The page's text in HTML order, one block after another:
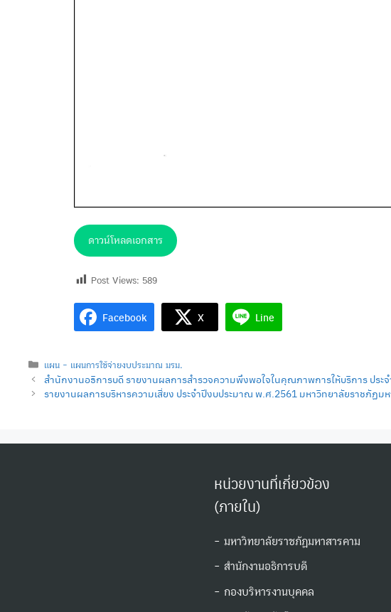
ดาวน์โหลดเอกสาร
Post Views: 589
Facebook X Line
Categories
แผน - แผนการใช้จ่ายงบประมาณ มรม.
สำนักงานอธิการบดี รายงานผลการสำรวจความพึงพอใจในคุณภาพการให้บริการ ปร
รายงานผลการบริหารความเสี่ยง ประจำปีงบประมาณ พ.ศ.2561 มหาวิทยาลัยราชภัฏม
หน่วยงานที่เกี่ยวข้อง
(ภายใน)
- มหาวิทยาลัยราชภัฏมหาสารคาม
- สำนักงานอธิการบดี
- กองบริหารงานบุคคล